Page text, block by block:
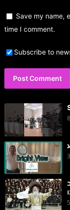
Save my name,
time I comment.
Subscribe to